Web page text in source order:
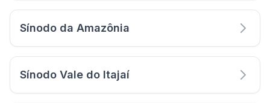
Sínodo da Amazônia
Sínodo Vale do Itajaí